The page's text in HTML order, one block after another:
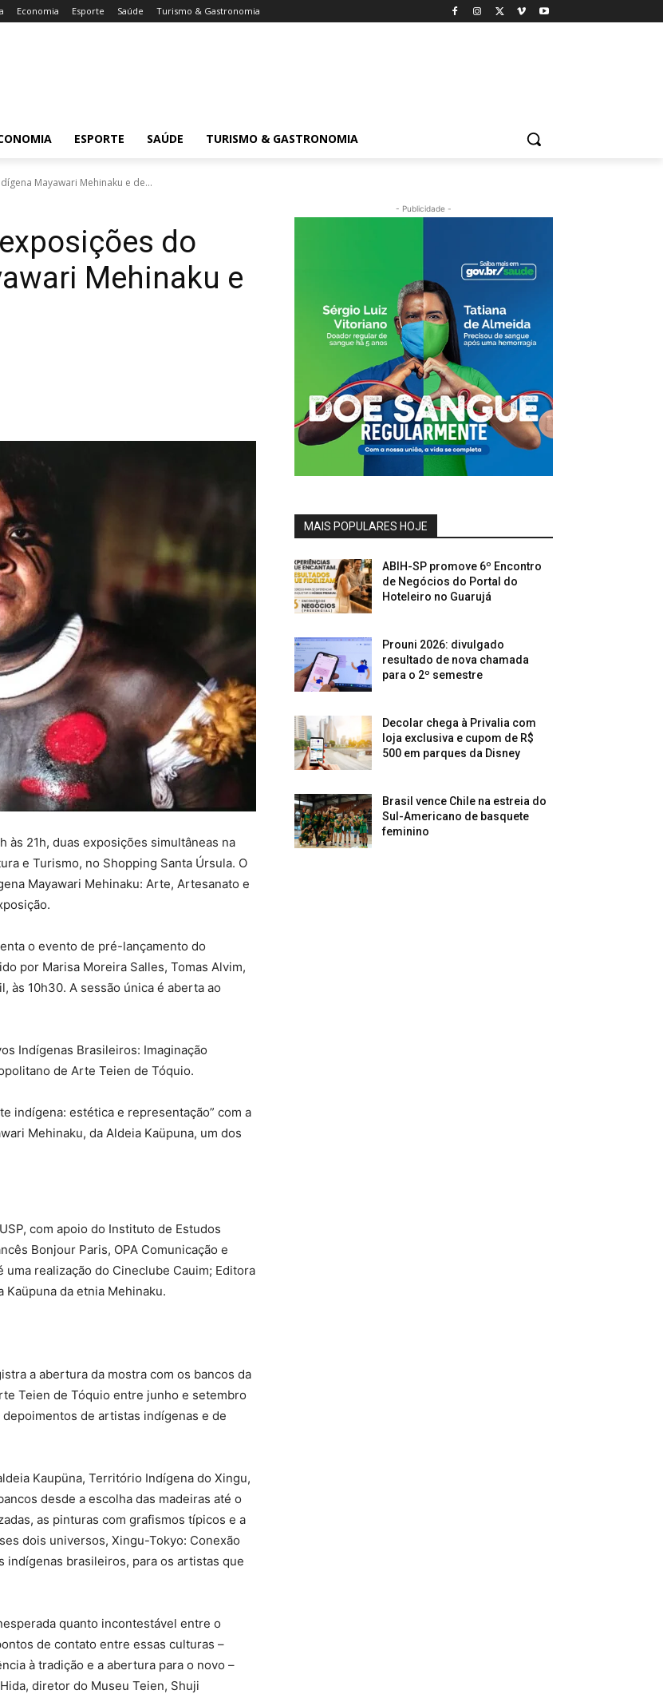
Economia Esporte Saúde Turismo & Gastronomia
ESPORTE SAÚDE TURISMO & GASTRONOMIA
Mayawari Mehinaku e de...
do
Mehinaku e
às 21h, duas exposições simultâneas na
e Turismo, no Shopping Santa Úrsula. O
Mayawari Mehinaku: Arte, Artesanato e
o evento de pré-lançamento do
por Marisa Moreira Salles, Tomas Alvim,
às 10h30. A sessão única é aberta ao
Indígenas Brasileiros: Imaginação
de Arte Teien de Tóquio.
indígena: estética e representação” com a
Mehinaku, da Aldeia Kaüpuna, um dos
com apoio do Instituto de Estudos
Bonjour Paris, OPA Comunicação e
realização do Cineclube Cauim; Editora
Kaüpuna da etnia Mehinaku.
a abertura da mostra com os bancos da
Teien de Tóquio entre junho e setembro
de artistas indígenas e de
Kaupüna, Território Indígena do Xingu,
desde a escolha das madeiras até o
as pinturas com grafismos típicos e a
dois universos, Xingu-Tokyo: Conexão
indígenas brasileiros, para os artistas que
quanto incontestável entre o
de contato entre essas culturas –
à tradição e a abertura para o novo –
diretor do Museu Teien, Shuji
- Publicidade -
MAIS POPULARES HOJE
ABIH-SP promove 6º Encontro
de Negócios do Portal do
Hoteleiro no Guarujá
Prouni 2026: divulgado
resultado de nova chamada
para o 2º semestre
Decolar chega à Privalia com
loja exclusiva e cupom de R$
500 em parques da Disney
Brasil vence Chile na estreia do
Sul-Americano de basquete
feminino